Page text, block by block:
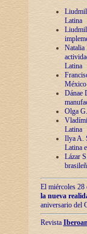
Latina
Natalia
Latina
México
Dánae
Olga
Latina
Ilya A.
Latina
Lázar
El miércoles 28
la nueva
aniversario del
Revista